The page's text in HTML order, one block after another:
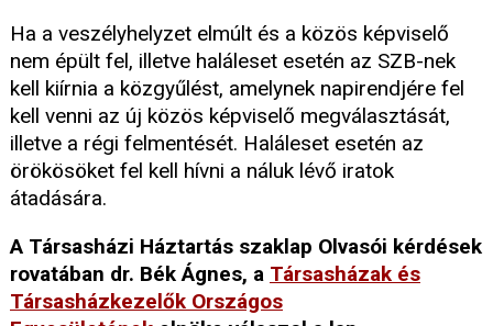
Ha a veszélyhelyzet elmúlt és a közös képviselő
nem épült fel, illetve haláleset esetén az SZB-nek
kell kiírnia a közgyűlést, amelynek napirendjére fel
kell venni az új közös képviselő megválasztását,
illetve a régi felmentését. Haláleset esetén az
örökösöket fel kell hívni a náluk lévő iratok
átadására.
A Társasházi Háztartás szaklap Olvasói kérdések
rovatában dr. Bék Ágnes, a Társasházak és
Társasházkezelők Országos